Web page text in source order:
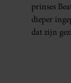
prinses
dieper
dat zijn